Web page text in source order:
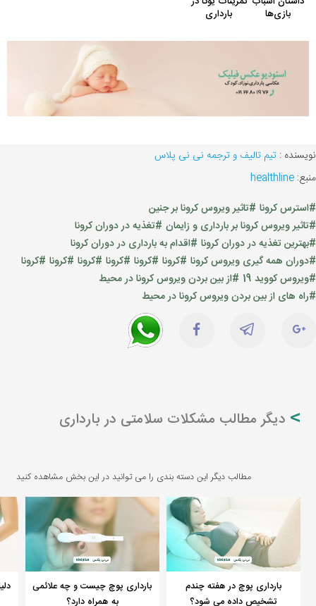
نویسنده : تیم تالیف و ترجمه نی نی پلاس
منبع: healthline
#استرس کرونا #تاثیر ویروس کرونا بر جنین
#تاثیر ویروس کرونا بر بارداری و زایمان #تغذیه در دوران کرونا
#بهترین تغذیه در دوران کرونا #اقدام به بارداری در دوران کرونا
#دوران همه گیری ویروس کرونا #کرونا #کرونا #کرونا #کرونا #کرونا #کرونا
#ویروس کووید 19
#از بین بردن ویروس کرونا در محیط
#راه های از بین بردن ویروس کرونا در محیط
دیگر مطالب مشکلات سلامتی در بارداری
مطالب دیگر این دسته بندی را می توانید در این بخش مشاهده کنید
بارداری پوچ در هفته چندم
تشخیص داده می شود؟
بارداری پوچ چیست و چه علائمی
به همراه دارد؟